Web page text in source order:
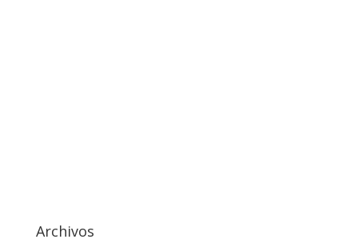
Archivos